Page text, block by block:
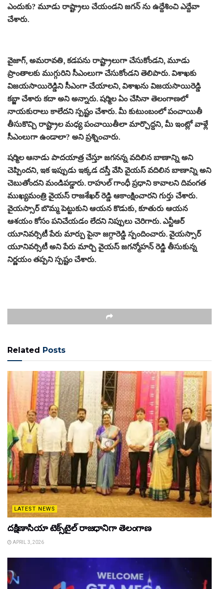
ఎందుకు? మూడు రాష్ట్రాలు చేయండని జగన్ ను ఉద్దేశించి ఎద్దేవా
చేశారు.
వైజాగ్,అమరావతి,కడపను రాష్ట్రాలుగా చేసుకోండని, మూడు
ప్రాంతాలకు ముగ్గురిని సీఎంలుగా చేసుకోండని తెలిపారు. విశాఖకు
విజయసాయిరెడ్డిని సీఎంగా చేయాలని, విశాఖను విజయసాయిరెడ్డి
కబ్జా చేశారు కదా అని అన్నారు. షర్మిల ఏం చేసినా తెలంగాణలో
నాయకురాలు కాలేదని స్పష్టం చేశారు. మీ కుటుంబంలో పంచాయితీ
తీసుకొచ్చి రాష్ట్రాల మధ్య పంచాయితీలా మార్చొద్దని, మీ ఇంట్లో వాళ్లే
సీఎంలుగా ఉండాలా? అని ప్రశ్నించారు.
షర్మిల ఆనాడు పాదయాత్ర చేస్తూ జగనన్న వదిలిన బాణాన్ని అని
చెప్పిందని,ఇక ఇప్పుడు ఇక్కడ దస్తీ వేసి వైయస్ వదిలిన బాణాన్ని అని
చెబుతోందని మండిపడ్డారు. రాహుల్ గాంధీ ప్రధాని కావాలని దివంగత
ముఖ్యమంత్రి వైయస్ రాజశేఖర్ రెడ్డి ఆకాంక్షించారని గుర్తు చేశారు.
వైయస్సార్ బొమ్మ పెట్టుకుని ఆయన కొడుకు,కూతురు ఆయన
ఆశయం కోసం పనిచేయడం లేదని నిప్పులు చెరిగారు. ఎన్టీఆర్
యూనివర్సిటీ పేరు మార్పు పైనా జగ్గారెడ్డి స్పందించారు. వైయస్సార్
యూనివర్సిటీ అని పేరు మార్చి వైయస్ జగన్మోహన్ రెడ్డి తీసుకున్న
నిర్ణయం తప్పని స్పష్టం చేశారు.
Related Posts
LATEST NEWS
దక్షిణాసియా టెక్స్‌టైల్ రాజధానిగా తెలంగాణ
APRIL 3, 2026